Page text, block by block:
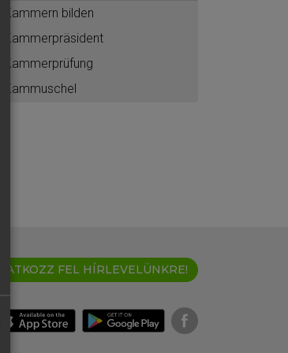
Kammern bilden
Kammerpräsident
Kammerprüfung
Kammuschel
IRATKOZZ FEL HÍRLEVELÜNKRE!